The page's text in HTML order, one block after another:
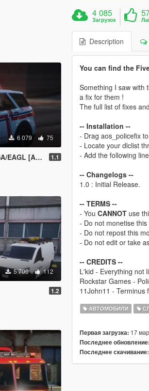
6 079 75
On | Sounds] 1.1
5 700 112
1.2
4 085
Загрузок
Description
You can find the
Something I saw with
a fix for them !
The full list of fixes
-- Installation --
- Drag aos_policefix
- Locate your dlclist
- Add the following
-- Changelogs --
1.0 : Initial Release.
-- TERMS --
- You CANNOTuse
- Do not monetise
- Do not repost this
- Do not edit or take
-- CREDITS --
L'kid - Everything not
Rockstar Games -
11John11 - Terminus
АВТОМОБИЛИ
Первая загрузка: 17
Последнее обновление:
Последнее скачивание: